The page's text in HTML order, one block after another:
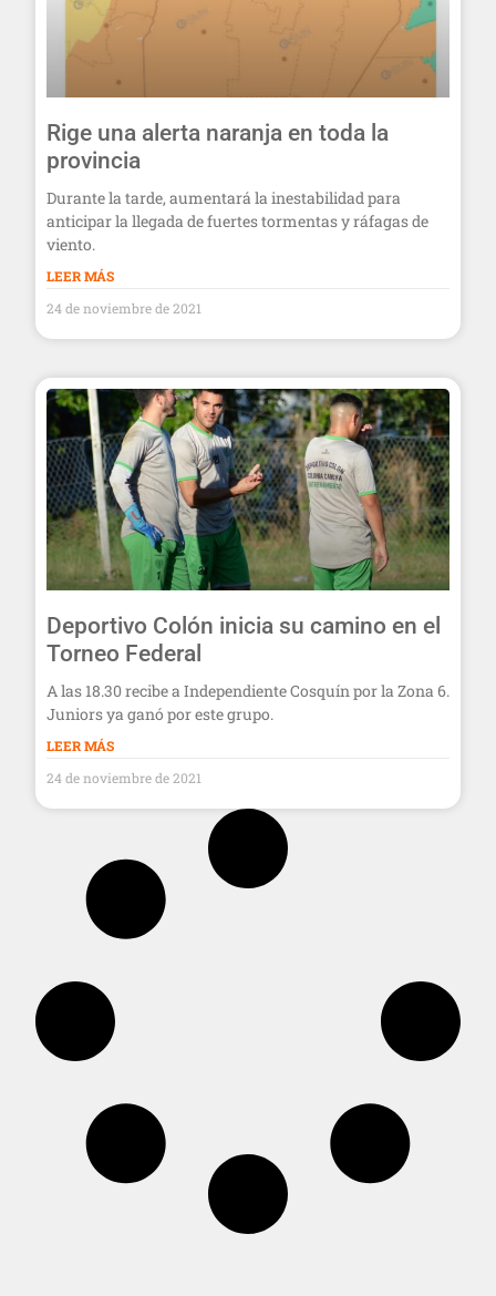
Rige una alerta naranja en toda la
provincia
Durante la tarde, aumentará la inestabilidad para
anticipar la llegada de fuertes tormentas y ráfagas de
viento.
LEER MÁS
24 de noviembre de 2021
Deportivo Colón inicia su camino en el
Torneo Federal
A las 18.30 recibe a Independiente Cosquín por la Zona 6.
Juniors ya ganó por este grupo.
LEER MÁS
24 de noviembre de 2021